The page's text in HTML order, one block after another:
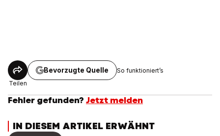
Teilen
Bevorzugte Quelle So funktioniert’s
Fehler gefunden? Jetzt melden
IN DIESEM ARTIKEL ERWÄHNT